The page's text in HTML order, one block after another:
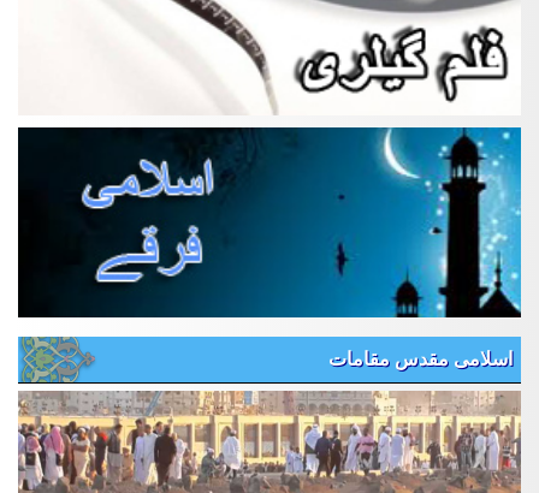
اسلامی مقدس مقامات